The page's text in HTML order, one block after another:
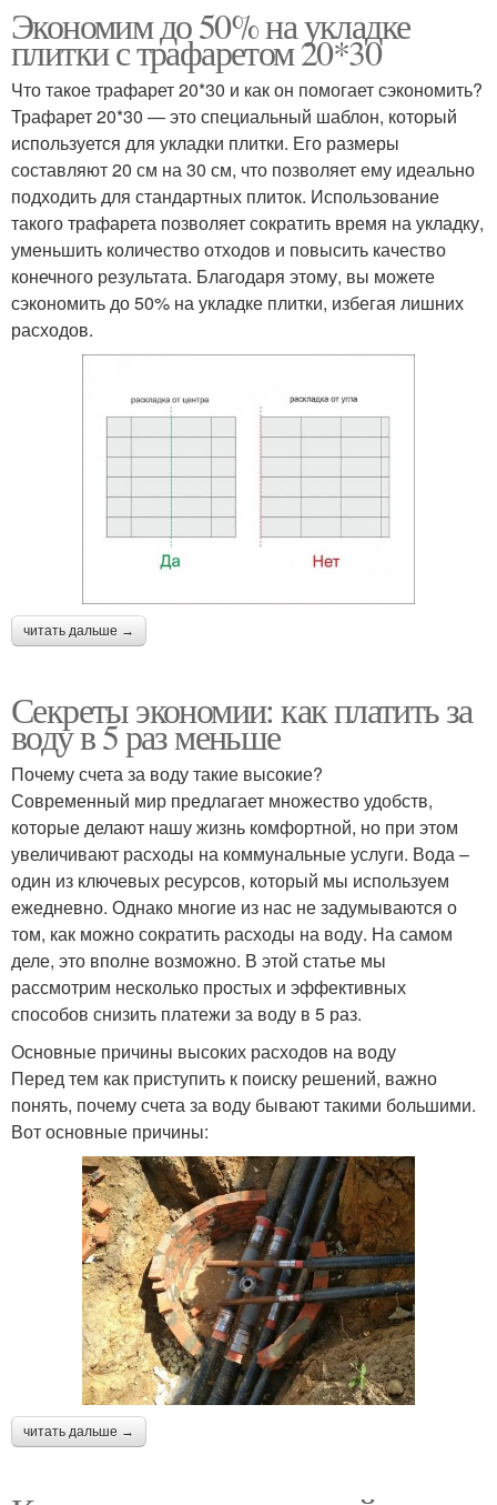
Экономим до 50% на укладке
плитки с трафаретом 20*30
Что такое трафарет 20*30 и как он помогает сэкономить?
Трафарет 20*30 — это специальный шаблон, который
используется для укладки плитки. Его размеры
составляют 20 см на 30 см, что позволяет ему идеально
подходить для стандартных плиток. Использование
такого трафарета позволяет сократить время на укладку,
уменьшить количество отходов и повысить качество
конечного результата. Благодаря этому, вы можете
сэкономить до 50% на укладке плитки, избегая лишних
расходов.
читать дальше →
Секреты экономии: как платить за
воду в 5 раз меньше
Почему счета за воду такие высокие?
Современный мир предлагает множество удобств,
которые делают нашу жизнь комфортной, но при этом
увеличивают расходы на коммунальные услуги. Вода –
один из ключевых ресурсов, который мы используем
ежедневно. Однако многие из нас не задумываются о
том, как можно сократить расходы на воду. На самом
деле, это вполне возможно. В этой статье мы
рассмотрим несколько простых и эффективных
способов снизить платежи за воду в 5 раз.
Основные причины высоких расходов на воду
Перед тем как приступить к поиску решений, важно
понять, почему счета за воду бывают такими большими.
Вот основные причины:
читать дальше →